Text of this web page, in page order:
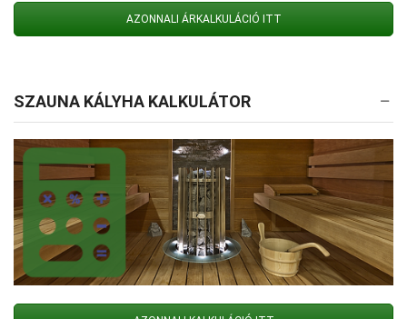
AZONNALI ÁRKALKULÁCIÓ ITT
SZAUNA KÁLYHA KALKULÁTOR